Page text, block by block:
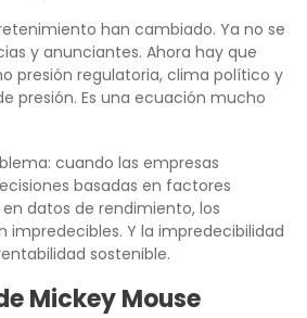
han cambiado. Ya no se
y anunciantes. Ahora hay que
presión regulatoria, clima político y
presión. Es una ecuación mucho
cuando las empresas
basadas en factores
datos de rendimiento, los
impredecibles. Y la impredecibilidad
sostenible.
Mickey Mouse